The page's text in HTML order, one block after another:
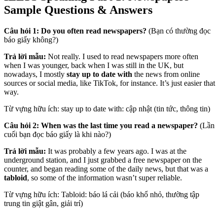
Sample Questions & Answers
Câu hỏi 1: Do you often read newspapers? (Bạn có thường đọc
báo giấy không?)
Trả lời mẫu: Not really. I used to read newspapers more often
when I was younger, back when I was still in the UK, but
nowadays, I mostly stay up to date with the news from online
sources or social media, like TikTok, for instance. It’s just easier that
way.
Từ vựng hữu ích: stay up to date with: cập nhật (tin tức, thông tin)
Câu hỏi 2: When was the last time you read a newspaper? (Lần
cuối bạn đọc báo giấy là khi nào?)
Trả lời mẫu: It was probably a few years ago. I was at the
underground station, and I just grabbed a free newspaper on the
counter, and began reading some of the daily news, but that was a
tabloid, so some of the information wasn’t super reliable.
Từ vựng hữu ích: Tabloid: báo lá cải (báo khổ nhỏ, thường tập
trung tin giật gân, giải trí)